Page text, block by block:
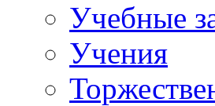
Учебные
Учения